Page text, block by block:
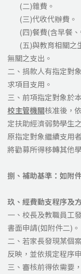
(二)雜費。
(三)代收代辦費。
(四)餐費(含早餐、
(五)與教育相關之
無關之支出。
二、捐款人有指定對
求項目支用。
三、前項指定對象於
校主管機關核准後，
定扶助經濟弱勢學生
原指定對象繼續支用
將勸募所得移轉其他
捌、 補助基準：如附
玖、經費動支程序及
一、校長及教職員工
書面申請(如附件二)。
二、若家長發現某個
反映，並依規定程序
三、審核前得依需要